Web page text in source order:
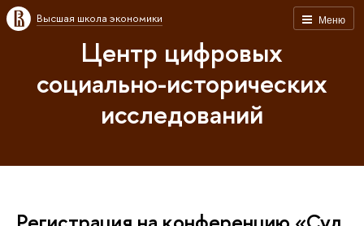
Меню
Высшая школа экономики
Центр цифровых
социально-исторических
исследований